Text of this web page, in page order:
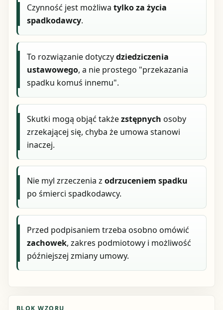
Czynność jest możliwatylko za życia
spadkodawcy.
To rozwiązanie dotyczydziedziczenia
ustawowego, a nie prostego "przekazania
spadku komuś innemu".
Skutki mogą objąć takżezstępnych osoby
zrzekającej się, chyba że umowa stanowi
inaczej.
Nie myl zrzeczenia zodrzuceniem spadku
po śmierci spadkodawcy.
Przed podpisaniem trzeba osobno omówić
zachowek, zakres podmiotowy i możliwość
późniejszej zmiany umowy.